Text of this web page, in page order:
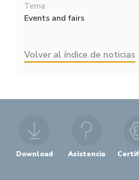
Tema:
Events and fairs
Volver al índice de noticias
Download Asistencia